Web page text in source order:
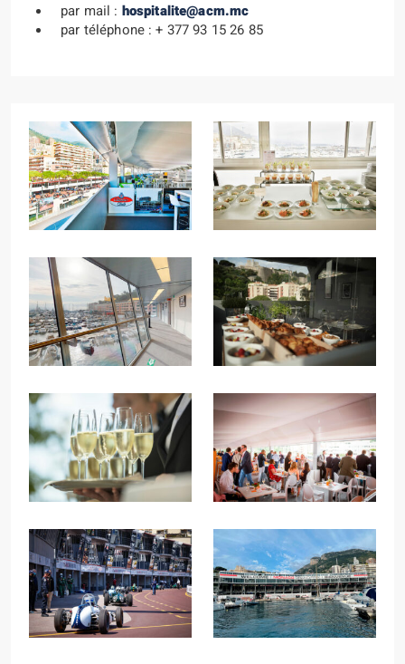
par mail : hospitalite@acm.mc
par téléphone : + 377 93 15 26 85